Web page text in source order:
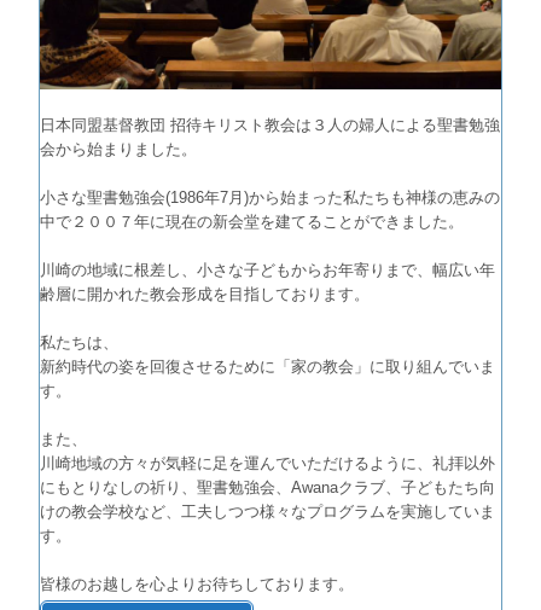
日本同盟基督教団 招待キリスト教会は３人の婦人による聖書勉強
会から始まりました。
小さな聖書勉強会(1986年7月)から始まった私たちも神様の恵みの
中で２００７年に現在の新会堂を建てることができました。
川崎の地域に根差し、小さな子どもからお年寄りまで、幅広い年
齢層に開かれた教会形成を目指しております。
私たちは、
新約時代の姿を回復させるために「家の教会」に取り組んでいま
す。
また、
川崎地域の方々が気軽に足を運んでいただけるように、礼拝以外
にもとりなしの祈り、聖書勉強会、Awanaクラブ、子どもたち向
けの教会学校など、工夫しつつ様々なプログラムを実施していま
す。
皆様のお越しを心よりお待ちしております。